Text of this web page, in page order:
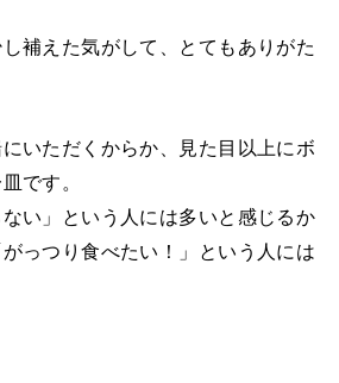
補えた気がして、とてもありがた
いただくからか、見た目以上にボ
です。
ない」という人には多いと感じるか
っつり食べたい！」という人には